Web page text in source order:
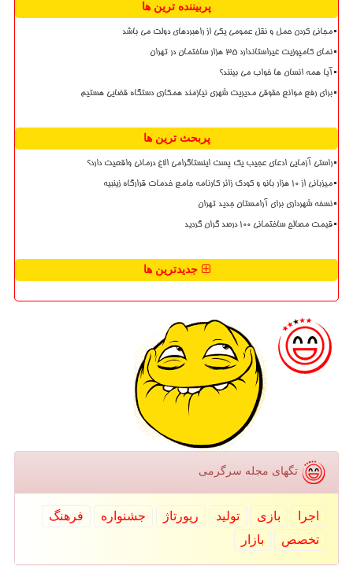
پربیننده ترین ها
مجانی کردن حمل و نقل عمومی یکی از راهبردهای دولت می باشد
نمای کامپوزیت غیراستاندارد ۳۵ هزار ساختمان در تهران
آیا همه انسان ها خواب می بینند؟
برای رفع موانع حقوقی مدیریت شهری نیازمند همکاری دستگاه قضایی هستیم
پربحث ترین ها
راستی آزمایی ادعای عجیب یک پست اینستاگرامی الاغ درمانی واقعیت دارد؟
میزبانی از ۱۰ هزار بانو و کودک زائر کارنامه جامع خدمات قرارگاه زینبیه
نسخه شهرداری برای آرامستان جدید تهران
قیمت مصالح ساختمانی ۱۰۰ درصد گران گردید
جدیدترین ها
تگهای مجله سرگرمی
اجرا بازی تولید رپورتاژ جشنواره
فرهنگ
تخصص
بازار